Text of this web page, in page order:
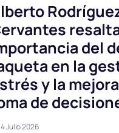
del
en la
y la
de
4 Julio 2026